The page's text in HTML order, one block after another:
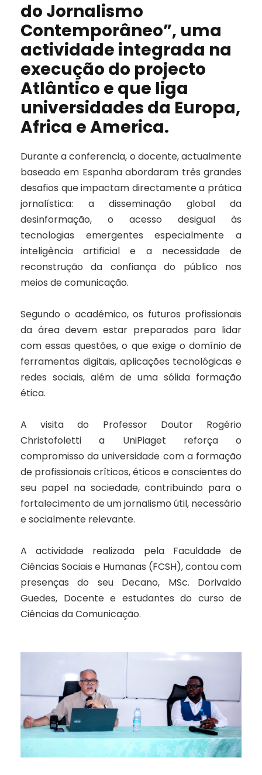
do Jornalismo
Contemporâneo”, uma
actividade integrada na
execução do projecto
Atlântico e que liga
universidades da Europa,
Africa e America.
Durante a conferencia, o docente, actualmente
baseado em Espanha abordaram três grandes
desafios que impactam directamente a prática
jornalística: a disseminação global da
desinformação, o acesso desigual às
tecnologias emergentes especialmente a
inteligência artificial e a necessidade de
reconstrução da confiança do público nos
meios de comunicação.
Segundo o académico, os futuros profissionais
da área devem estar preparados para lidar
com essas questões, o que exige o domínio de
ferramentas digitais, aplicações tecnológicas e
redes sociais, além de uma sólida formação
ética.
A visita do Professor Doutor Rogério
Christofoletti a UniPiaget reforça o
compromisso da universidade com a formação
de profissionais críticos, éticos e conscientes do
seu papel na sociedade, contribuindo para o
fortalecimento de um jornalismo útil, necessário
e socialmente relevante.
A actividade realizada pela Faculdade de
Ciências Sociais e Humanas (FCSH), contou com
presenças do seu Decano, MSc. Dorivaldo
Guedes, Docente e estudantes do curso de
Ciências da Comunicação.